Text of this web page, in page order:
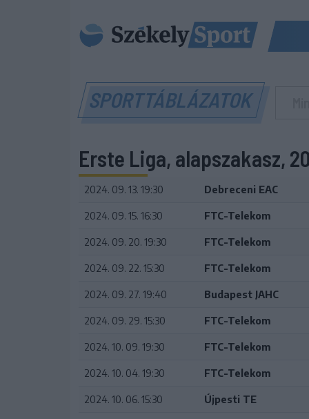
SPORTTÁBLÁZATOK
Erste Liga, alapszakasz,
2024. 09. 13. 19:30 Debreceni EAC
2024. 09. 15. 16:30 FTC-Telekom
2024. 09. 20. 19:30 FTC-Telekom
2024. 09. 22. 15:30 FTC-Telekom
2024. 09. 27. 19:40 Budapest JAHC
2024. 09. 29. 15:30 FTC-Telekom
2024. 10. 09. 19:30 FTC-Telekom
2024. 10. 04. 19:30 FTC-Telekom
2024. 10. 06. 15:30 Újpesti TE